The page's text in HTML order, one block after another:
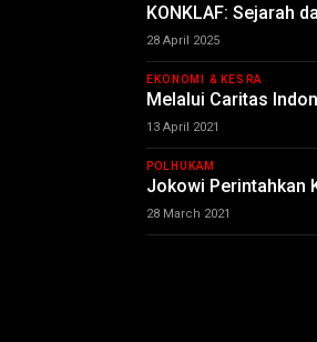
KONKLAF: Sejarah
28 April 2025
EKONOMI & KESRA
Melalui Caritas
13 April 2021
POLHUKAM
Jokowi Perintahkan
28 March 2021